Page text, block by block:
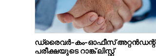
ഡ്രൈവർ-കം-ഓഫീസ് അറ്റൻഡന്റ്
പരീക്ഷയുടെ റാങ്ക് ലിസ്റ്റ്